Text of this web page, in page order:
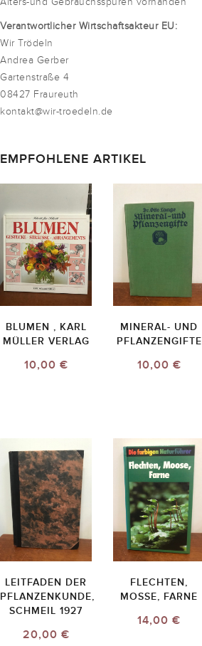
Verantwortlicher Wirtschaftsakteur EU:
Wir Trödeln
Andrea Gerber
Gartenstraße 4
08427 Fraureuth
kontakt@wir-troedeln.de
EMPFOHLENE ARTIKEL
BLUMEN , KARL
MÜLLER VERLAG
10,00 €
MINERAL- UND
PFLANZENGIFTE
10,00 €
LEITFADEN DER
PFLANZENKUNDE,
SCHMEIL 1927
20,00 €
FLECHTEN,
MOSSE, FARNE
14,00 €